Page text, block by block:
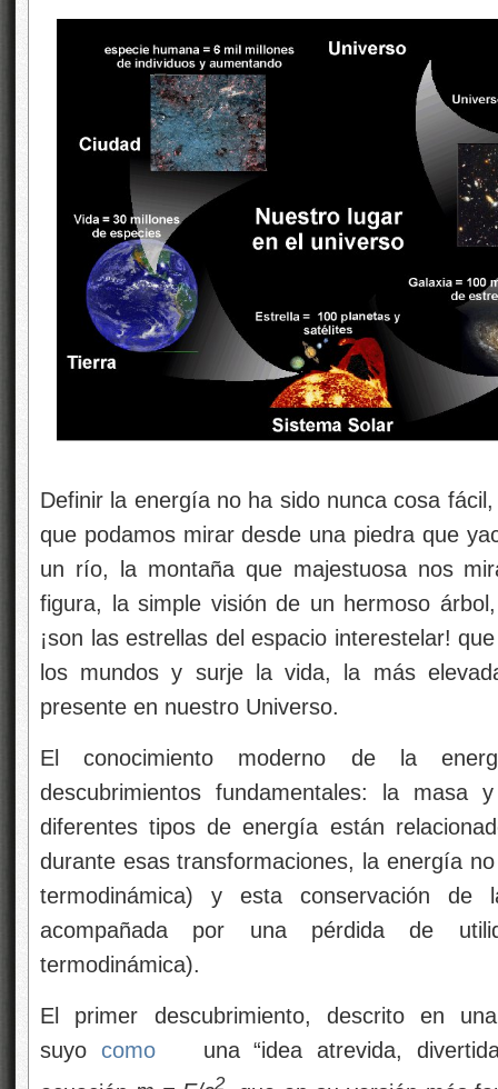
Definir la energía no ha sido nunca cosa
que podamos mirar desde una piedra que
un río, la montaña que majestuosa nos
figura, la simple visión de un hermoso
¡son las estrellas del espacio interestelar!
los mundos y surje la vida, la más
presente en nuestro Universo.
El conocimiento moderno de la
descubrimientos fundamentales: la masa
diferentes tipos de energía están
durante esas transformaciones, la energía
termodinámica) y esta conservación de
acompañada por una pérdida de
termodinámica).
El primer descubrimiento, descrito en
suyo como
una “idea atrevida,
2